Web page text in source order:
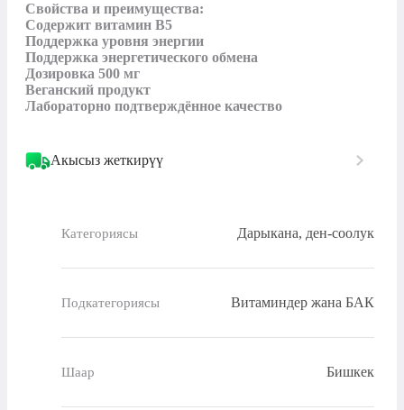
Свойства и преимущества:
Содержит витамин B5
Поддержка уровня энергии
Поддержка энергетического обмена
Дозировка 500 мг
Веганский продукт
Лабораторно подтверждённое качество
Акысыз жеткирүү
Категориясы Дарыкана, ден-соолук
Подкатегориясы Витаминдер жана БАК
Шаар Бишкек